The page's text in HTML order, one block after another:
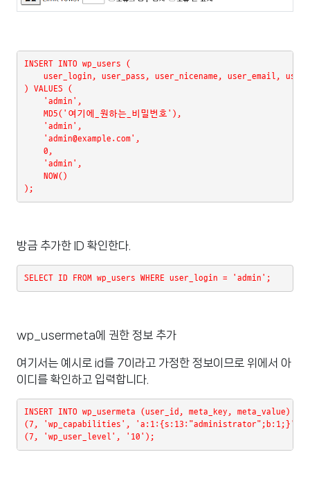
INSERT INTO wp_users (
user_login, user_pass, user_nicename, user_email,
) VALUES (
'admin',
MD5('여기에_원하는_비밀번호'),
'admin',
'admin@example.com',
0,
'admin',
NOW()
);
방금 추가한 ID 확인한다.
SELECT ID FROM wp_users WHERE user_login = 'admin';
wp_usermeta에 권한 정보 추가
여기서는 예시로 id를 7이라고 가정한 정보이므로 위에서 아
이디를 확인하고 입력합니다.
INSERT INTO wp_usermeta (user_id, meta_key, meta_value)
(7, 'wp_capabilities', 'a:1:{s:13:"administrator";b:1;}'),
(7, 'wp_user_level', '10');